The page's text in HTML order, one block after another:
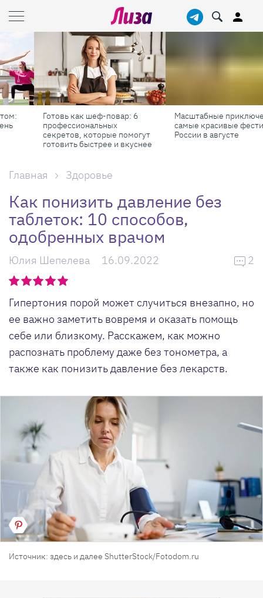
Готовь как шеф-повар: 6
профессиональных
секретов, которые помогут
готовить быстрее и вкуснее
Масштабные приключения:
самые красивые фестивали
России в августе
Главная Здоровье
Как понизить давление без
таблеток: 10 способов,
одобренных врачом
Юлия Шепелева 16.09.2022 2
Гипертония порой может случиться внезапно, но
ее важно заметить вовремя и оказать помощь
себе или близкому. Расскажем, как можно
распознать проблему даже без тонометра, а
также как понизить давление без лекарств.
Источник: здесь и далее ShutterStock/Fotodom.ru